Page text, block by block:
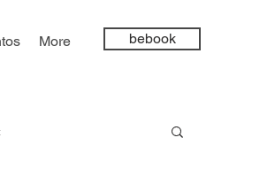
More bebook